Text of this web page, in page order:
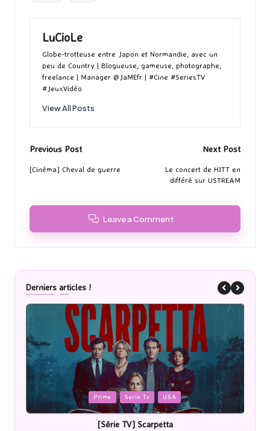
LuCioLe
Globe-trotteuse entre Japon et Normandie, avec un
peu de Country | Blogueuse, gameuse, photographe,
freelance | Manager @JaMEfr | #Cine #SeriesTV
#JeuxVidéo
View All Posts
Post
navigation
Previous Post
[Cinéma] Cheval de guerre
Next Post
Le concert de HITT en
différé sur USTREAM
Leave a Comment
Derniers articles !
Posted
in
Cinéma
[Cinéma] Les Rayons et des ombres